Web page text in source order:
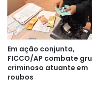
O disparo ocorreu
luminárias do campo
em depoimento que há
sofrendo com falhas
causa das bolas que
Na noite de sábado (5),
Em ação conjunta,
FICCO/AP combate
criminoso atuante em
roubos